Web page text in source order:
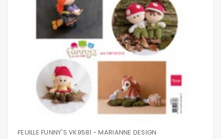
FEUILLE FUNNY'S VK9581 - MARIANNE DESIGN